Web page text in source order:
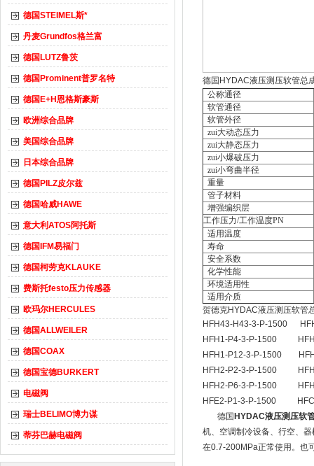
德国STEIMEL斯*
丹麦Grundfos格兰富
德国LUTZ鲁茨
德国Prominent普罗名特
德国E+H恩格斯豪斯
欧洲综合品牌
美国综合品牌
日本综合品牌
德国PILZ皮尔兹
德国哈威HAWE
意大利ATOS阿托斯
德国IFM易福门
德国柯劳克KLAUKE
费斯托festo压力传感器
欧玛尔HERCULES
德国ALLWEILER
德国COAX
德国宝德BURKERT
电磁阀
瑞士BELIMO博力谋
蒂芬巴赫电磁阀
德国HYDAC液压测压软管总
公称通径
软管通径
软管外径
zui大动态压力
zui大静态压力
zui小爆破压力
zui小弯曲半径
重量
管子材料
增强编织层
工作压力/工作温度PN
适用温度
寿命
安全系数
化学性能
环境适用性
适用介质
贺德克HYDAC液压测压软
HFH43-H43-3-P-1500
HFH1-P4-3-P-1500
HFH1-P12-3-P-1500
HFH2-P2-3-P-1500
HFH2-P6-3-P-1500
HFE2-P1-3-P-1500
德国 HYDAC液压测压软
机、空调制冷设备、行空、
在0.7-200MPa正常使用。也